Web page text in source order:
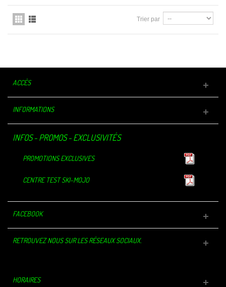
Trier par
ACCÈS
INFORMATIONS
INFOS - PROMOS - EXCLUSIVITÉS
PROMOTIONS EXCLUSIVES
CENTRE TEST SKI-MOJO
FACEBOOK
RETROUVEZ NOUS SUR LES RÉSEAUX SOCIAUX.
HORAIRES